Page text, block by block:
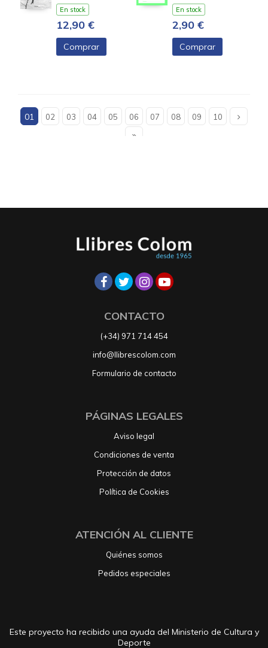
En stock
12,90 €
Comprar
En stock
2,90 €
Comprar
01 02 03 04 05 06 07 08 09 10
CONTACTO
(+34) 971 714 454
info@llibrescolom.com
Formulario de contacto
PÁGINAS LEGALES
Aviso legal
Condiciones de venta
Protección de datos
Política de Cookies
ATENCIÓN AL CLIENTE
Quiénes somos
Pedidos especiales
Este proyecto ha recibido una ayuda del Ministerio de Cultura y
Deporte